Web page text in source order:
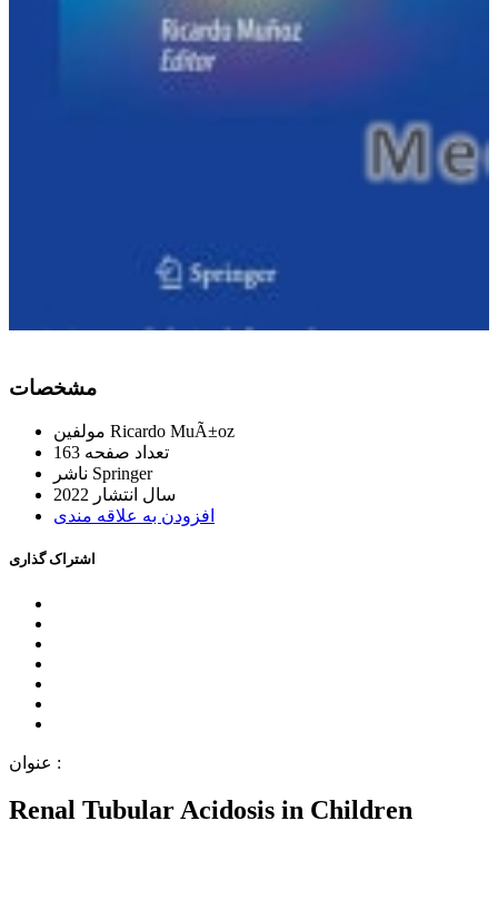
ﻣﺸﺨﺼﺎﺕ
Ricardo MuÃ±oz
ﺗﻌﺪاﺩ ﺻﻔﺤﻪ 163
Springer
ﺳﺎﻝ اﻧﺘﺸﺎﺭ 2022
اﻓﺰﻭﺩﻥ ﺑﻪ ﻋﻼﻗﻪ ﻣﻨﺪﯼ
اﺷﺘﺮاﮎ ﮔﺬاﺭﯼ
ﻋﻨﻮاﻥ :
Renal Tubular Acidosis in Children